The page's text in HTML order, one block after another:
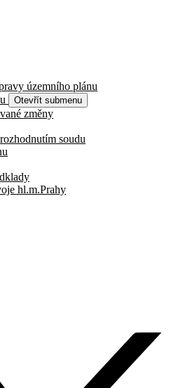
územního plánu
Otevřít submenu
změny
soudu
hl.m.Prahy